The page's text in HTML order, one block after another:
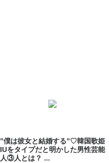
”僕は彼女と結婚する”♡韓国歌姫
IUをタイプだと明かした男性芸能
人③人とは？ ...